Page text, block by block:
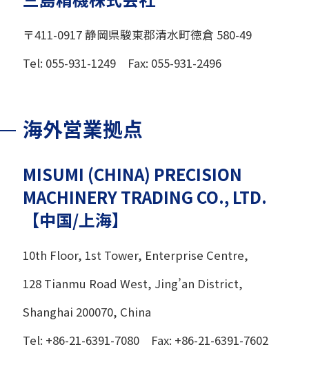
〒411-0917 静岡県駿東郡清水町徳倉 580-49
Tel: 055-931-1249 Fax: 055-931-2496
海外営業拠点
MISUMI (CHINA) PRECISION
MACHINERY TRADING CO., LTD.
【中国/上海】
10th Floor, 1st Tower, Enterprise Centre,
128 Tianmu Road West, Jing’an District,
Shanghai 200070, China
Tel: +86-21-6391-7080 Fax: +86-21-6391-7602